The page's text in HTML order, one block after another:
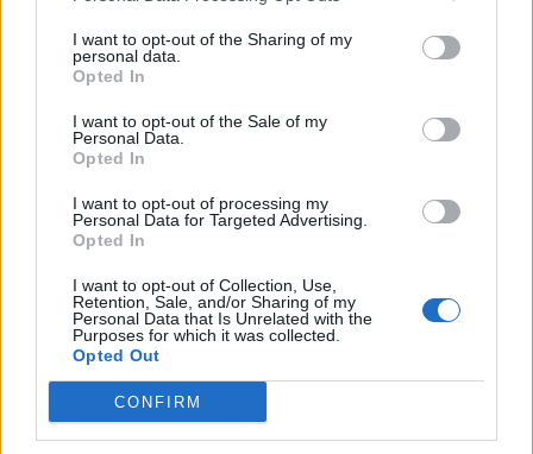
I want to opt-out of the Sharing of my
personal data.
Opted In
I want to opt-out of the Sale of my
Personal Data.
Opted In
I want to opt-out of processing my
Personal Data for Targeted Advertising.
Opted In
I want to opt-out of Collection, Use,
Retention, Sale, and/or Sharing of my
Personal Data that Is Unrelated with the
Purposes for which it was collected.
Opted Out
CONFIRM
Prenumerera Logga in